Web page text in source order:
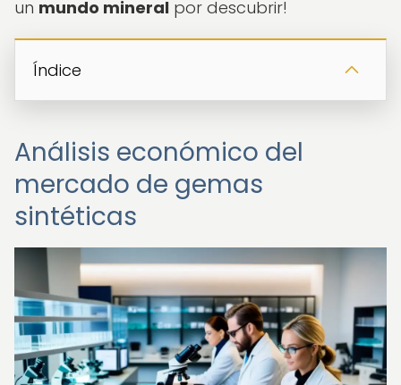
un mundo mineral por descubrir!
Índice
Análisis económico del
mercado de gemas
sintéticas